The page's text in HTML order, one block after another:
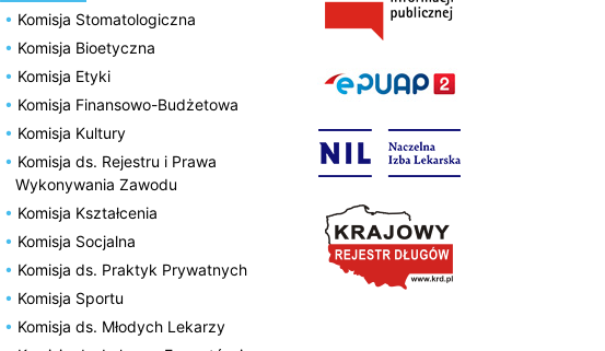
Komisja Stomatologiczna
Komisja Bioetyczna
Komisja Etyki
Komisja Finansowo-Budżetowa
Komisja Kultury
Komisja ds. Rejestru i Prawa
Wykonywania Zawodu
Komisja Kształcenia
Komisja Socjalna
Komisja ds. Praktyk Prywatnych
Komisja Sportu
Komisja ds. Młodych Lekarzy